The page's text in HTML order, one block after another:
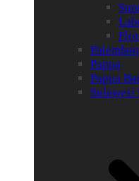
Papua
Papua
Sulawesi